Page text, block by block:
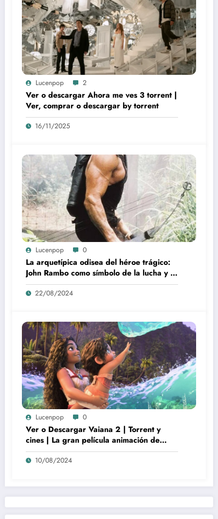
Lucenpop 2
Ver o descargar Ahora me ves 3 torrent |
Ver, comprar o descargar by torrent
16/11/2025
Lucenpop 0
La arquetípica odisea del héroe trágico:
John Rambo como símbolo de la lucha y la
alienación en la modernidad
22/08/2024
Lucenpop 0
Ver o Descargar Vaiana 2 | Torrent y
cines | La gran película animación de
culto Disney | *****
10/08/2024